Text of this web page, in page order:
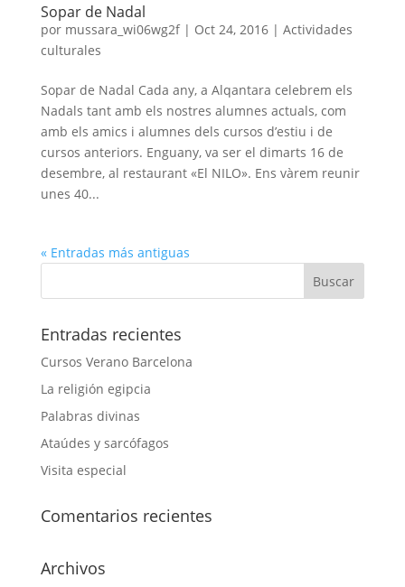
Sopar de Nadal
por mussara_wi06wg2f| Oct 24, 2016| Actividades
culturales
Sopar de Nadal Cada any, a Alqantara celebrem els
Nadals tant amb els nostres alumnes actuals, com
amb els amics i alumnes dels cursos d’estiu i de
cursos anteriors. Enguany, va ser el dimarts 16 de
desembre, al restaurant «El NILO». Ens vàrem reunir
unes 40...
« Entradas más antiguas
Entradas recientes
Cursos Verano Barcelona
La religión egipcia
Palabras divinas
Ataúdes y sarcófagos
Visita especial
Comentarios recientes
Archivos